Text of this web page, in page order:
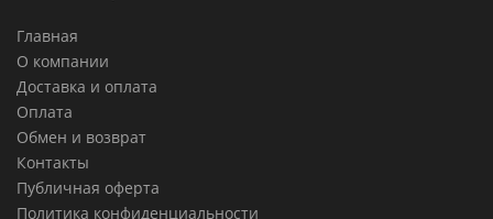
Главная
О компании
Доставка и оплата
Оплата
Обмен и возврат
Контакты
Публичная оферта
Политика конфиденциальности